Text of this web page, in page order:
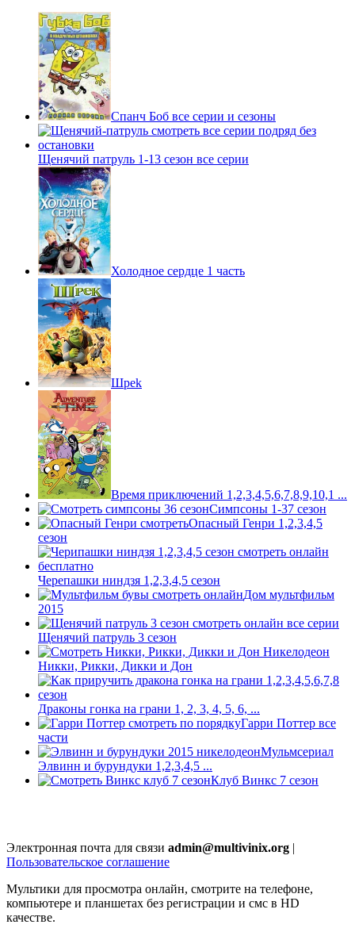
Спанч Боб все серии и сезоны
Щенячий патруль 1-13 сезон все серии
Холодное сердце 1 часть
Шpek
Время приключений 1,2,3,4,5,6,7,8,9,10,1 ...
Симпсоны 1-37 сезон
Опасный Генри 1,2,3,4,5
сезон
Черепашки ниндзя 1,2,3,4,5 сезон
Дом мультфильм
2015
Щенячий патруль 3 сезон
Никки, Рикки, Дикки и Дон
Драконы гонка на грани 1, 2, 3, 4, 5, 6, ...
Гарри Поттер все
части
Мульмсериал
Элвинн и бурундуки 1,2,3,4,5 ...
Клуб Винкс 7 сезон
Электронная почта для связи admin@multivinix.org |
Пользовательское соглашение
Мультики для просмотра онлайн, смотрите на телефоне,
компьютере и планшетах без регистрации и смс в HD
качестве.